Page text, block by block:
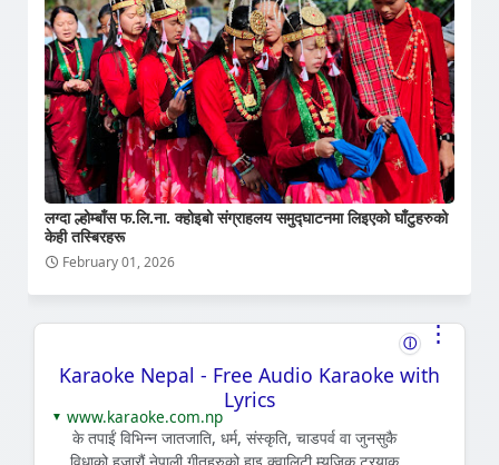
लग्दा ल्होम्बाँस फ.लि.ना. क्होइबो संग्राहलय समुद्घाटनमा लिइएको घाँटुहरुको
केही तस्बिरहरू
February 01, 2026
ⓘ ⋮
Karaoke Nepal - Free Audio Karaoke with
Lyrics
▼ www.karaoke.com.np
के तपाईं विभिन्न जातजाति, धर्म, संस्कृति, चाडपर्व वा जुनसुकै